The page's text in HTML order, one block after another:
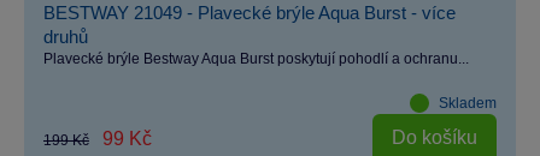
BESTWAY 21049 - Plavecké brýle Aqua Burst - více
druhů
Plavecké brýle Bestway Aqua Burst poskytují pohodlí a ochranu...
Skladem
199 Kč 99 Kč Do košíku